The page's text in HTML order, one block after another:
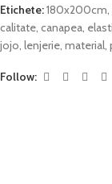
Etichete:180x200cm
calitate canapea
jojo lenjerie material
Follow: